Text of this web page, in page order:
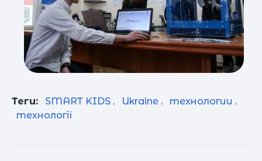
Теги: SMART KIDS , Ukraine , технологии ,
технології